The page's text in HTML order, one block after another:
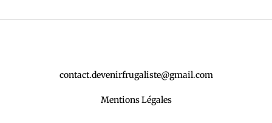
contact.devenirfrugaliste@gmail.com
Mentions Légales